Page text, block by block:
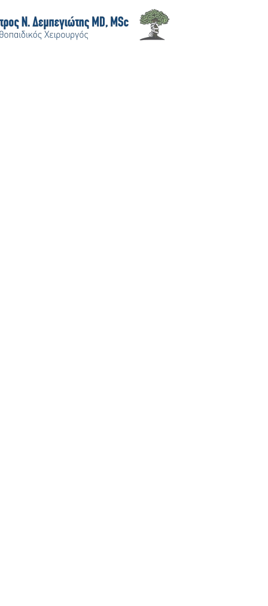
Skip to main content